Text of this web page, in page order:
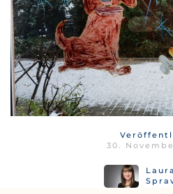
30.
Laura